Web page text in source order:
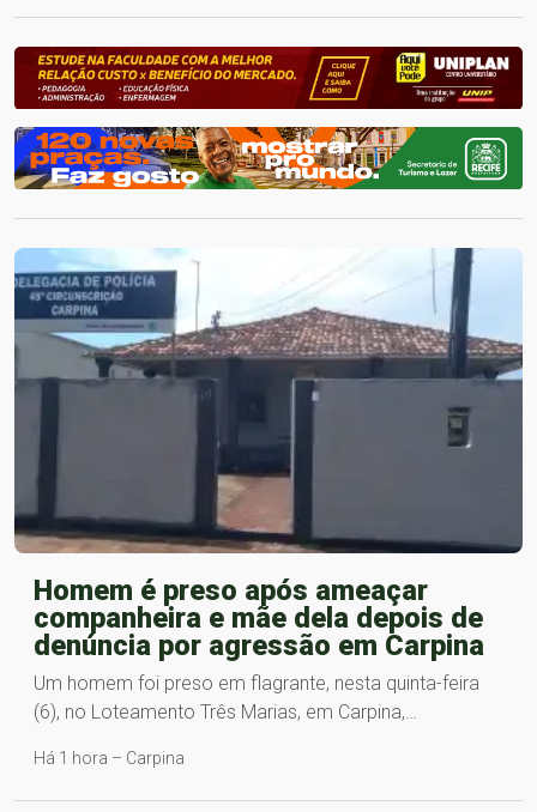
Homem é preso após ameaçar
companheira e mãe dela depois de
denúncia por agressão em Carpina
Um homem foi preso em flagrante, nesta quinta-feira
(6), no Loteamento Três Marias, em Carpina,…
Há 1 hora – Carpina